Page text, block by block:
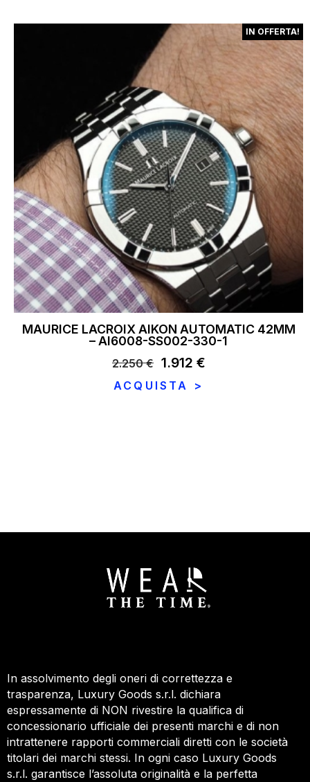
IN OFFERTA!
MAURICE LACROIX AIKON AUTOMATIC 42MM
– AI6008-SS002-330-1
2.250€
Il
prezzo
1.912 €
ACQUISTA >
In assolvimento degli oneri di correttezza e
trasparenza, Luxury Goods s.r.l. dichiara
espressamente di NON rivestire la qualifica di
concessionario ufficiale dei presenti marchi e di non
intrattenere rapporti commerciali diretti con le società
titolari dei marchi stessi. In ogni caso Luxury Goods
s.r.l. garantisce l’assoluta originalità e la perfetta